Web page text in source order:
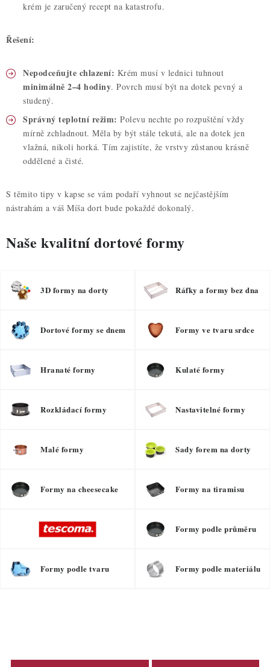
krém je zaručený recept na katastrofu.
Řešení:
Nepodceňujte chlazení: Krém musí v lednici tuhnout
minimálně 2–4 hodiny. Povrch musí být na dotek pevný a
studený.
Správný teplotní režim: Polevu nechte po rozpuštění vždy
mírně zchladnout. Měla by být stále tekutá, ale na dotek jen
vlažná, nikoli horká. Tím zajistíte, že vrstvy zůstanou krásně
oddělené a čisté.
S těmito tipy v kapse se vám podaří vyhnout se nejčastějším
nástrahám a váš Míša dort bude pokaždé dokonalý.
Naše kvalitní dortové formy
3D formy na dorty Ráfky a formy bez dna
Dortové formy se dnem Formy ve tvaru srdce
Hranaté formy Kulaté formy
Rozkládací formy Nastavitelné formy
Malé formy Sady forem na dorty
Formy na cheesecake Formy na tiramisu
Formy podle průměru
Formy podle tvaru Formy podle materiálu